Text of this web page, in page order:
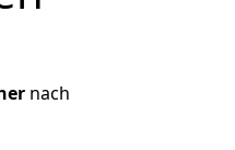
nach